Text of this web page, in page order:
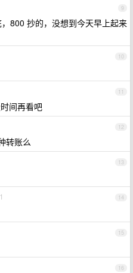
9
800 抄的，没想到今天早上起来
10
11
间再看吧
12
转账么
13
14
15
16